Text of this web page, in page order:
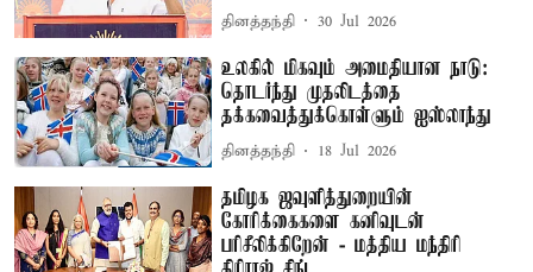
தினத்தந்தி 30 Jul 2026
உலகில் மிகவும் அமைதியான நாடு:
தொடர்ந்து முதலிடத்தை
தக்கவைத்துக்கொள்ளும் ஐஸ்லாந்து
தினத்தந்தி 18 Jul 2026
தமிழக ஜவுளித்துறையின்
கோரிக்கைகளை கனிவுடன்
பரிசீலிக்கிறேன் - மத்திய மந்திரி